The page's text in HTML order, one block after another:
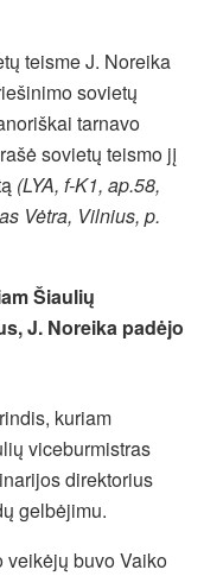
teisme J. Noreika
sovietų
tarnavo
sovietų teismo jį
(LYA, f-K1, ap.58,
Vėtra, Vilnius, p.
Šiaulių
J. Noreika padėjo
kuriam
viceburmistras
direktorius
gelbėjimu.
buvo Vaiko